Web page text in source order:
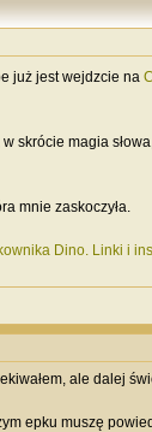
już jest wejdzcie na
skrócie magia
mnie zaskoczyła.
Dino. Linki i
ale dalej
epku muszę